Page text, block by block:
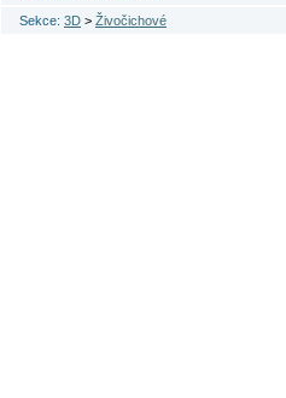
Sekce: 3D > Živočichové